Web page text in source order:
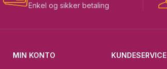
Enkel og sikker betaling
MIN KONTO
KUNDESERVICE